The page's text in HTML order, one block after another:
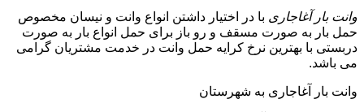
وانت بار آغاجاری با در اختیار داشتن انواع وانت و نیسان مخصوص
حمل بار به صورت مسقف و رو باز برای حمل انواع بار به صورت
دربستی با بهترین نرخ کرایه حمل وانت در خدمت مشتریان گرامی
می باشد.
وانت بار آغاجاری به شهرستان